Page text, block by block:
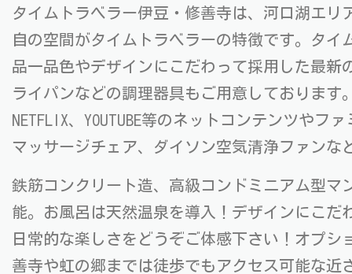
タイムトラベラー伊豆・修善寺は、河口湖エ
自の空間がタイムトラベラーの特徴です。タ
品一品色やデザインにこだわって採用した最
ライパンなどの調理器具もご用意しておりま
NETFLIX、YOUTUBE等のネットコンテンツや
マッサージチェア、ダイソン空気清浄ファン
鉄筋コンクリート造、高級コンドミニアム型マ
能。お風呂は天然温泉を導入！デザインにこ
日常的な楽しさをどうぞご体感下さい！オプシ
善寺や虹の郷までは徒歩でもアクセス可能な